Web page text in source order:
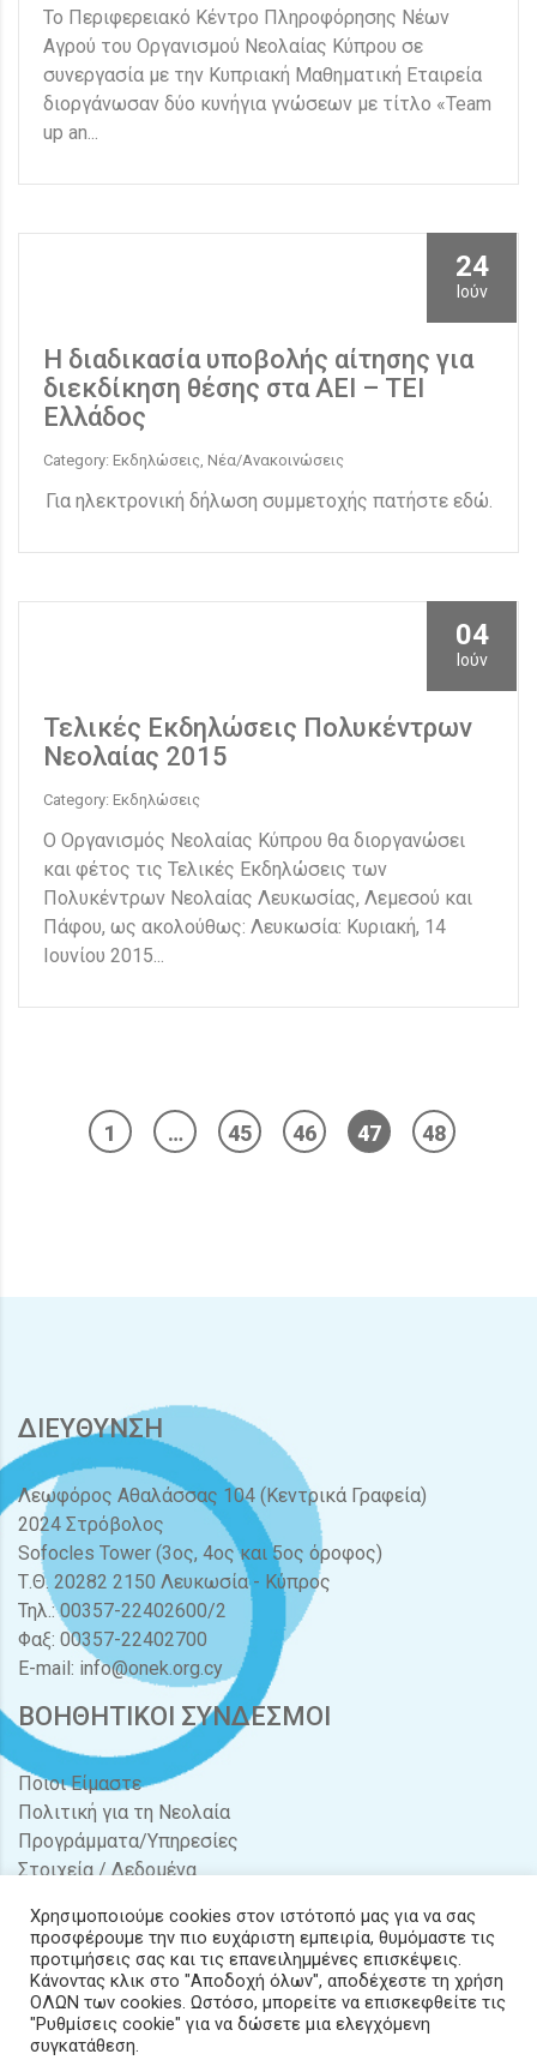
Το Περιφερειακό Κέντρο Πληροφόρησης Νέων
Αγρού του Οργανισμού Νεολαίας Κύπρου σε
συνεργασία με την Κυπριακή Μαθηματική Εταιρεία
διοργάνωσαν δύο κυνήγια γνώσεων με τίτλο «Team
up an...
24
Ιούν
Η διαδικασία υποβολής αίτησης για
διεκδίκηση θέσης στα ΑΕΙ – ΤΕΙ
Ελλάδος
Category: Εκδηλώσεις, Νέα/Ανακοινώσεις
Για ηλεκτρονική δήλωση συμμετοχής πατήστε εδώ.
04
Ιούν
Τελικές Εκδηλώσεις Πολυκέντρων
Νεολαίας 2015
Category: Εκδηλώσεις
Ο Οργανισμός Νεολαίας Κύπρου θα διοργανώσει
και φέτος τις Τελικές Εκδηλώσεις των
Πολυκέντρων Νεολαίας Λευκωσίας, Λεμεσού και
Πάφου, ως ακολούθως: Λευκωσία: Κυριακή, 14
Ιουνίου 2015...
1 … 45 46 47 48
ΔΙΕΥΘΥΝΣΗ
Λεωφόρος Αθαλάσσας 104 (Κεντρικά Γραφεία)
2024 Στρόβολος
Sofocles Tower (3ος, 4ος και 5ος όροφος)
Τ.Θ. 20282 2150 Λευκωσία - Κύπρος
Τηλ.: 00357-22402600/2
Φαξ: 00357-22402700
E-mail: info@onek.org.cy
ΒΟΗΘΗΤΙΚΟΙ ΣΥΝΔΕΣΜΟΙ
Ποιοι Είμαστε
Πολιτική για τη Νεολαία
Προγράμματα/Υπηρεσίες
Στοιχεία / Δεδομένα
Νέα & Δράσεις
Έντυπα
Επικοινωνία
Χρησιμοποιούμε cookies στον ιστότοπό μας για να σας
προσφέρουμε την πιο ευχάριστη εμπειρία, θυμόμαστε τις
προτιμήσεις σας και τις επανειλημμένες επισκέψεις.
Κάνοντας κλικ στο "Αποδοχή όλων", αποδέχεστε τη χρήση
ΟΛΩΝ των cookies. Ωστόσο, μπορείτε να επισκεφθείτε τις
"Ρυθμίσεις cookie" για να δώσετε μια ελεγχόμενη
συγκατάθεση.